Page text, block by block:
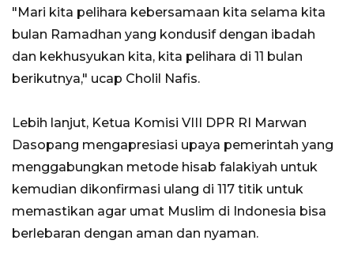
"Mari kita pelihara kebersamaan kita selama kita
bulan Ramadhan yang kondusif dengan ibadah
dan kekhusyukan kita, kita pelihara di 11 bulan
berikutnya," ucap Cholil Nafis.
Lebih lanjut, Ketua Komisi VIII DPR RI Marwan
Dasopang mengapresiasi upaya pemerintah yang
menggabungkan metode hisab falakiyah untuk
kemudian dikonfirmasi ulang di 117 titik untuk
memastikan agar umat Muslim di Indonesia bisa
berlebaran dengan aman dan nyaman.